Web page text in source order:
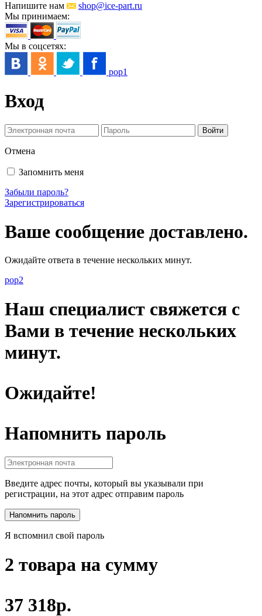
Напишите нам
shop@ice-part.ru
Мы принимаем:
Мы в соцсетях:
pop1
Вход
Отмена
Запомнить меня
Забыли пароль?
Зарегистрироваться
Ваше сообщение доставлено.
Ожидайте ответа в течение нескольких минут.
pop2
Наш специалист свяжется с
Вами в течение нескольких
минут.
Ожидайте!
Напомнить пароль
Введите адрес почты, который вы указывали при
регистрации, на этот адрес отправим пароль
Я вспомнил свой пароль
2 товара на сумму
37 318р.